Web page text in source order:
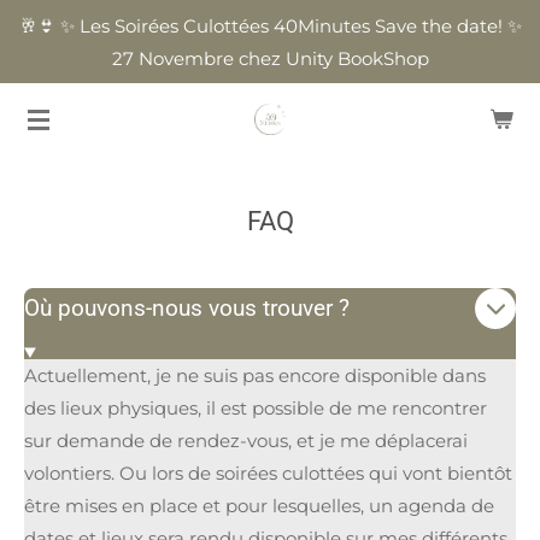
Passer
principal
🥂👙 ✨ Les Soirées Culottées 40Minutes Save the date! ✨
27 Novembre chez Unity BookShop
FAQ
Où pouvons-nous vous trouver ?
Actuellement, je ne suis pas encore disponible dans
des lieux physiques, il est possible de me rencontrer
sur demande de rendez-vous, et je me déplacerai
volontiers. Ou lors de soirées culottées qui vont bientôt
être mises en place et pour lesquelles, un agenda de